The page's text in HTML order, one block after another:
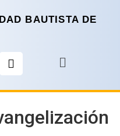
BAUTISTA DE